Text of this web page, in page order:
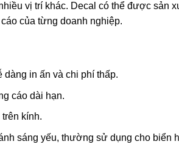
vị trí khác. Decal có thể được sản
của từng doanh nghiệp.
in ấn và chi phí thấp.
cáo dài hạn.
kính.
sáng yếu, thường sử dụng cho biển